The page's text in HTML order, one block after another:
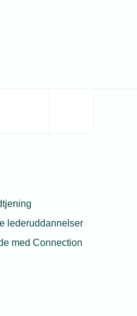
lederuddannelser
med Connection